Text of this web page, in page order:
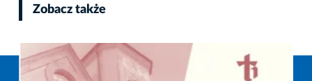
Zobacz także